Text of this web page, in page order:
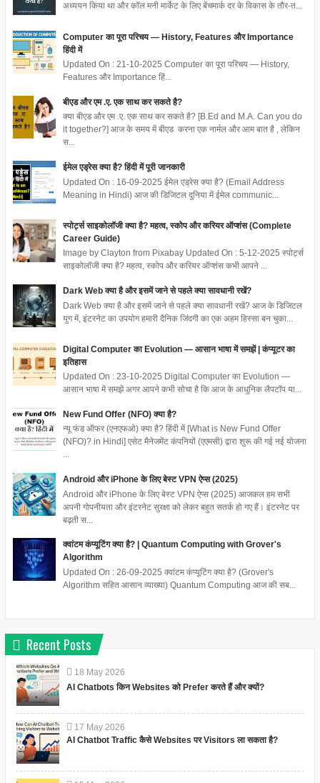
अध्ययन किया था और कॉल मनी मार्केट के लिए बेंचमार्क दर के विकास के तौर-त...
Computer का पूरा परिचय — History, Features और Importance
हिंदी में
Updated On : 21-10-2025 Computer का पूरा परिचय — History,
Features और Importance हिं...
बीएड और एम .ए. एक साथ कर सकते है?
क्या बीएड और एम .ए. एक साथ कर सकते है? [B.Ed and M.A. Can you do
it together?] आज के समय में बीएड करना एक नार्मल और आम बात है , लेकिन
स...
ईमेल एड्रेस क्या है? हिंदी में पूरी जानकारी
Updated On : 16-09-2025 ईमेल एड्रेस क्या है? (Email Address
Meaning in Hindi) आज की डिजिटल दुनिया में ईमेल communic...
स्पोर्ट्स साइकोलॉजी क्या है? महत्व, स्कोप और करियर ऑप्शंस (Complete
Career Guide)
Image by Clayton from Pixabay Updated On : 5-12-2025 स्पोर्ट्स
साइकोलॉजी क्या है? महत्व, स्कोप और करियर ऑप्शंस कभी आपने ...
Dark Web क्या है और इसमें जाने से पहले क्या सावधानी रखें?
Dark Web क्या है और इसमें जाने से पहले क्या सावधानी रखें? आज के डिजिटल
युग में, इंटरनेट का उपयोग हमारी दैनिक जिंदगी का एक अहम हिस्सा बन चुका...
Digital Computer का Evolution — आसान भाषा में समझें | कंप्यूटर का
इतिहास
Updated On : 23-10-2025 Digital Computer का Evolution —
आसान भाषा में समझें अगर आपने कभी सोचा है कि आज के आधुनिक लैपटॉप या...
New Fund Offer (NFO) क्या है?
न्यू फंड ऑफर (एनएफओ) क्या है? हिंदी में [What is New Fund Offer
(NFO)? in Hindi] एसेट मैनेजमेंट कंपनियों (एएमसी) द्वारा शुरू की गई नई योजना
...
Android और iPhone के लिए बेस्ट VPN ऐप्स (2025)
Android और iPhone के लिए बेस्ट VPN ऐप्स (2025) आजकल हम सभी
अपनी गोपनीयता और इंटरनेट सुरक्षा को लेकर बहुत सतर्क हो गए हैं। इंटरनेट पर
बढ़ती स...
क्वांटम कंप्यूटिंग क्या है? | Quantum Computing with Grover's
Algorithm
Updated On : 26-09-2025 क्वांटम कंप्यूटिंग क्या है? (Grover's
Algorithm सहित आसान व्याख्या) Quantum Computing आज की सब...
Recent Posts
18 May 2026
AI Chatbots किन Websites को Prefer करते हैं और क्यों?
17 May 2026
AI Chatbot Traffic कैसे Websites पर Visitors ला सकता है?